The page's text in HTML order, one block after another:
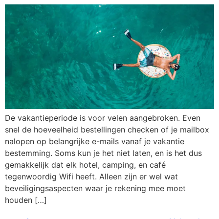
De vakantieperiode is voor velen aangebroken. Even
snel de hoeveelheid bestellingen checken of je mailbox
nalopen op belangrijke e-mails vanaf je vakantie
bestemming. Soms kun je het niet laten, en is het dus
gemakkelijk dat elk hotel, camping, en café
tegenwoordig Wifi heeft. Alleen zijn er wel wat
beveiligingsaspecten waar je rekening mee moet
houden […]